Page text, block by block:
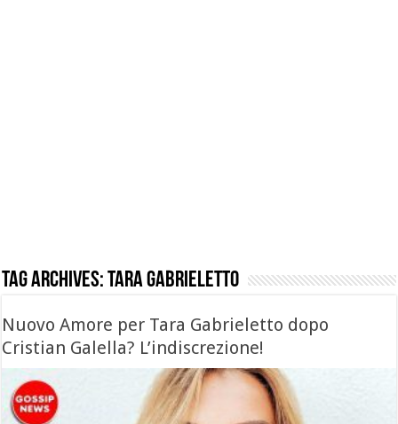
Tag Archives:tara gabrieletto
Nuovo Amore per Tara Gabrieletto dopo
Cristian Galella? L’indiscrezione!